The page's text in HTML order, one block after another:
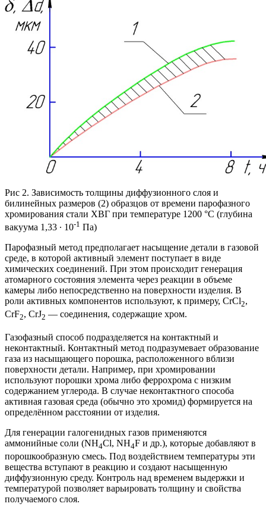
Рис 2. Зависимость толщины диффузионного слоя и
билинейных размеров (2) образцов от времени парофазного
хромирования стали ХВГ при температуре 1200 °С (глубина
вакуума 1,33 ∙ 10-1 Па)
Парофазный метод предполагает насыщение детали в газовой
среде, в которой активный элемент поступает в виде
химических соединений. При этом происходит генерация
атомарного состояния элемента через реакции в объеме
камеры либо непосредственно на поверхности изделия. В
роли активных компонентов используют, к примеру, CrCl2,
CrF2, CrJ2 — соединения, содержащие хром.
Газофазный способ подразделяется на контактный и
неконтактный. Контактный метод подразумевает образование
газа из насыщающего порошка, расположенного вблизи
поверхности детали. Например, при хромировании
используют порошки хрома либо феррохрома с низким
содержанием углерода. В случае неконтактного способа
активная газовая среда (обычно это хромид) формируется на
определённом расстоянии от изделия.
Для генерации галогенидных газов применяются
аммонийные соли (NH4Cl, NH4F и др.), которые добавляют в
порошкообразную смесь. Под воздействием температуры эти
вещества вступают в реакцию и создают насыщенную
диффузионную среду. Контроль над временем выдержки и
температурой позволяет варьировать толщину и свойства
получаемого слоя.